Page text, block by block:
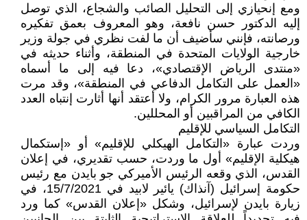
ومع إنحيازي إلى التحليل الصائب والشجاع، الذي توصل
إليه الدكتور حسن نافعة، وهو المعروف بعمق تفكيره
ورصانته، فإنني سأضيف أن ما لفت نظري في جولة وزير
خارجية الولايات المتحدة في المنطقة، وأثناء حديثه في
«منتدى الرياض الإقتصادي»، دعا فيه إلى ما أسماه
«العمل على التكامل الدفاعي في المنطقة»، وقد مرت
هذه العبارة مرور الكرام، ولا أعتقد أنها أثارت إنتباه العدد
الكافي من المراقبين أو المحللين.
التكامل السياسي للإقليم
وردت عبارة «التكامل الهيكلي للإقليم» أو «إستكمال
هيكلية الإقليم» أول ما وردت، حسب تقديري، في إعلان
القدس، الذي وقعه الرئيس الأميركي جو بايدن مع رئيس
حكومة إسرائيل (آنذاك) يائير لابيد في 15/7/2021، في
زيارة بايدن لإسرائيل، وشكل «إعلان القدس» كما ورد